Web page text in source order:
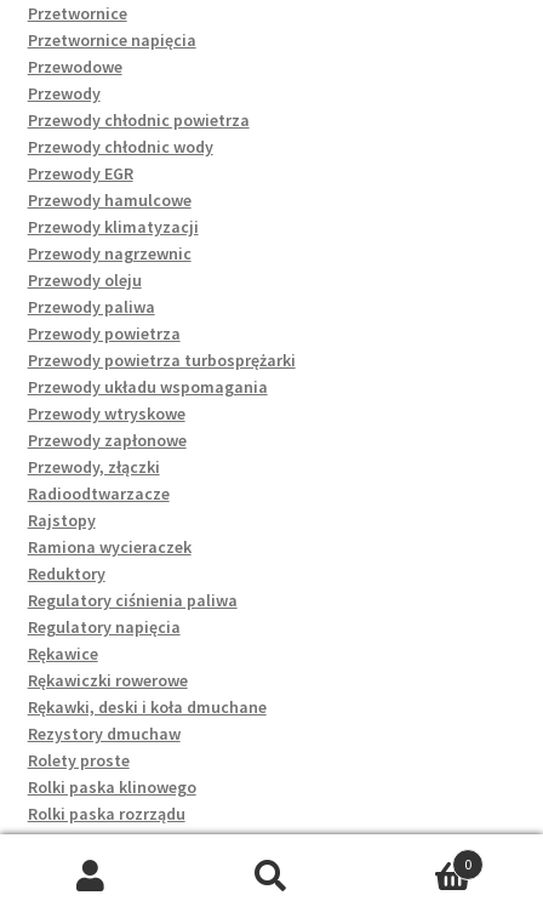
Przetwornice
Przetwornice napięcia
Przewodowe
Przewody
Przewody chłodnic powietrza
Przewody chłodnic wody
Przewody EGR
Przewody hamulcowe
Przewody klimatyzacji
Przewody nagrzewnic
Przewody oleju
Przewody paliwa
Przewody powietrza
Przewody powietrza turbosprężarki
Przewody układu wspomagania
Przewody wtryskowe
Przewody zapłonowe
Przewody, złączki
Radioodtwarzacze
Rajstopy
Ramiona wycieraczek
Reduktory
Regulatory ciśnienia paliwa
Regulatory napięcia
Rękawice
Rękawiczki rowerowe
Rękawki, deski i koła dmuchane
Rezystory dmuchaw
Rolety proste
Rolki paska klinowego
Rolki paska rozrządu
Rozruszniki
Rozruszniki kompletne
0